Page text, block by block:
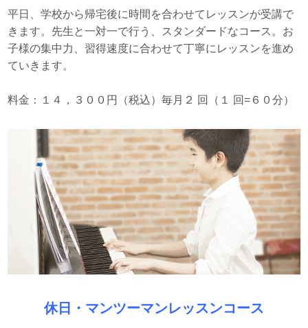
平日、学校から帰宅後に時間を合わせてレッスンが受講で
きます。先生と一対一で行う、スタンダードなコース。お
子様の集中力、習得速度に合わせて丁寧にレッスンを進め
ていきます。
料金：１４，３００円（税込）毎月２ 回（１ 回=６０分）
休日・マンツーマンレッスンコース